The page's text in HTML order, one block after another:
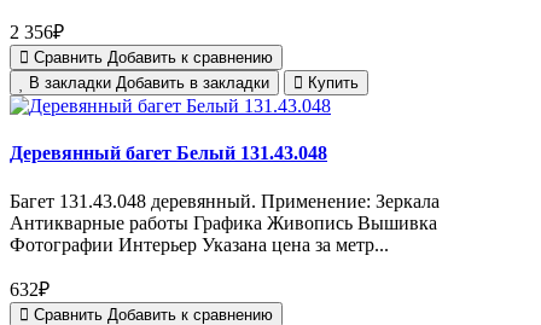
2 356₽
Сравнить Добавить к сравнению
В закладки Добавить в закладки Купить
Деревянный багет Белый 131.43.048
Багет 131.43.048 деревянный. Применение: Зеркала
Антикварные работы Графика Живопись Вышивка
Фотографии Интерьер Указана цена за метр...
632₽
Сравнить Добавить к сравнению